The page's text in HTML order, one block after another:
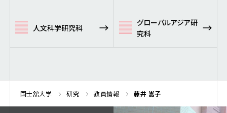
人文科学研究科
グローバルアジア研
究科
国士舘大学 研究 教員情報 藤井 嵩子